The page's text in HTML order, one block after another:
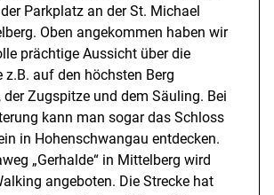
der Parkplatz an der St. Michael
Oben angekommen haben wir
prächtige Aussicht über die
z.B. auf den höchsten Berg
der Zugspitze und dem Säuling. Bei
kann man sogar das Schloss
in Hohenschwangau entdecken.
„Gerhalde“ in Mittelberg wird
angeboten. Die Strecke hat